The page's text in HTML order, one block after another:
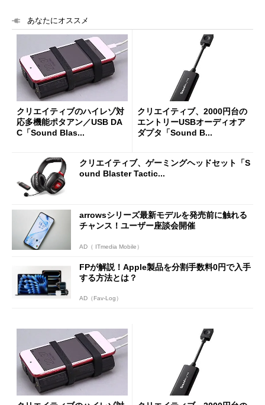
あなたにオススメ
クリエイティブのハイレゾ対
応多機能ポタアン／USB DA
C「Sound Blas...
クリエイティブ、2000円台の
エントリーUSBオーディオア
ダプタ「Sound B...
クリエイティブ、ゲーミングヘッドセット「S
ound Blaster Tactic...
arrowsシリーズ最新モデルを発売前に触れる
チャンス！ユーザー座談会開催
AD（ ITmedia Mobile）
FPが解説！Apple製品を分割手数料0円で入手
する方法とは？
AD（Fav-Log）